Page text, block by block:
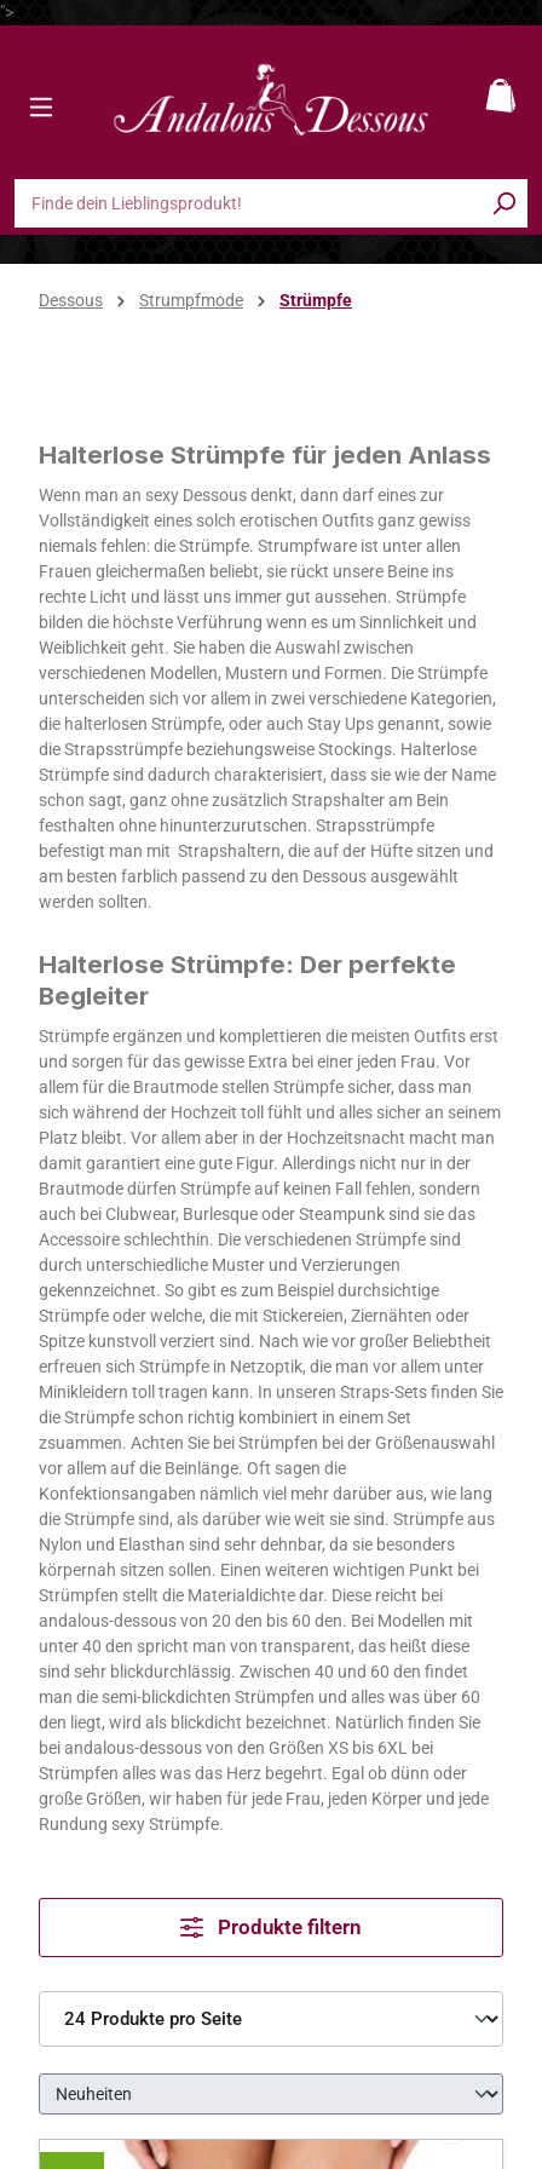
">
Dessous Strumpfmode Strümpfe
Halterlose Strümpfe für jeden Anlass
Wenn man an sexy Dessous denkt, dann darf eines zur
Vollständigkeit eines solch erotischen Outfits ganz gewiss
niemals fehlen: die Strümpfe. Strumpfware ist unter allen
Frauen gleichermaßen beliebt, sie rückt unsere Beine ins
rechte Licht und lässt uns immer gut aussehen. Strümpfe
bilden die höchste Verführung wenn es um Sinnlichkeit und
Weiblichkeit geht. Sie haben die Auswahl zwischen
verschiedenen Modellen, Mustern und Formen. Die Strümpfe
unterscheiden sich vor allem in zwei verschiedene Kategorien,
die halterlosen Strümpfe, oder auch Stay Ups genannt, sowie
die Strapsstrümpfe beziehungsweise Stockings. Halterlose
Strümpfe sind dadurch charakterisiert, dass sie wie der Name
schon sagt, ganz ohne zusätzlich Strapshalter am Bein
festhalten ohne hinunterzurutschen. Strapsstrümpfe
befestigt man mit Strapshaltern, die auf der Hüfte sitzen und
am besten farblich passend zu den Dessous ausgewählt
werden sollten.
Halterlose Strümpfe: Der perfekte
Begleiter
Strümpfe ergänzen und komplettieren die meisten Outfits erst
und sorgen für das gewisse Extra bei einer jeden Frau. Vor
allem für die Brautmode stellen Strümpfe sicher, dass man
sich während der Hochzeit toll fühlt und alles sicher an seinem
Platz bleibt. Vor allem aber in der Hochzeitsnacht macht man
damit garantiert eine gute Figur. Allerdings nicht nur in der
Brautmode dürfen Strümpfe auf keinen Fall fehlen, sondern
auch bei Clubwear, Burlesque oder Steampunk sind sie das
Accessoire schlechthin. Die verschiedenen Strümpfe sind
durch unterschiedliche Muster und Verzierungen
gekennzeichnet. So gibt es zum Beispiel durchsichtige
Strümpfe oder welche, die mit Stickereien, Ziernähten oder
Spitze kunstvoll verziert sind. Nach wie vor großer Beliebtheit
erfreuen sich Strümpfe in Netzoptik, die man vor allem unter
Minikleidern toll tragen kann. In unseren Straps-Sets finden Sie
die Strümpfe schon richtig kombiniert in einem Set
zsuammen. Achten Sie bei Strümpfen bei der Größenauswahl
vor allem auf die Beinlänge. Oft sagen die
Konfektionsangaben nämlich viel mehr darüber aus, wie lang
die Strümpfe sind, als darüber wie weit sie sind. Strümpfe aus
Nylon und Elasthan sind sehr dehnbar, da sie besonders
körpernah sitzen sollen. Einen weiteren wichtigen Punkt bei
Strümpfen stellt die Materialdichte dar. Diese reicht bei
andalous-dessous von 20 den bis 60 den. Bei Modellen mit
unter 40 den spricht man von transparent, das heißt diese
sind sehr blickdurchlässig. Zwischen 40 und 60 den findet
man die semi-blickdichten Strümpfen und alles was über 60
den liegt, wird als blickdicht bezeichnet. Natürlich finden Sie
bei andalous-dessous von den Größen XS bis 6XL bei
Strümpfen alles was das Herz begehrt. Egal ob dünn oder
große Größen, wir haben für jede Frau, jeden Körper und jede
Rundung sexy Strümpfe.
Produkte filtern